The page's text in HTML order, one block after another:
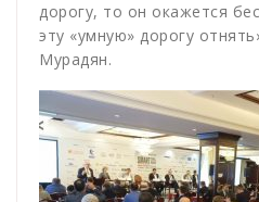
дорогу, то он окажется
эту «умную» дорогу
Мурадян.